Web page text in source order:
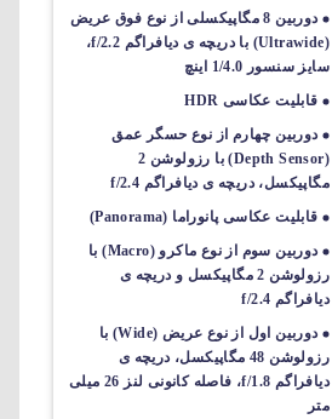
دوربین 8 مگاپیکسلی از نوع فوق عریض
(Ultrawide) با دریچه ی دیافراگم f/2.2،
سایز سنسور 1/4.0 اینچ
قابلیت عکاسی HDR
دوربین چهارم از نوع حسگر عمق
(Depth Sensor) با رزولوشن 2
مگاپیکسل، دریچه ی دیافراگم f/2.4
قابلیت عکاسی پانوراما (Panorama)
دوربین سوم از نوع ماکرو (Macro) با
رزولوشن 2 مگاپیکسل و دریچه ی
دیافراگم f/2.4
دوربین اول از نوع عریض (Wide) با
رزولوشن 48 مگاپیکسل، دریچه ی
دیافراگم f/1.8، فاصله کانونی لنز 26 میلی
متر